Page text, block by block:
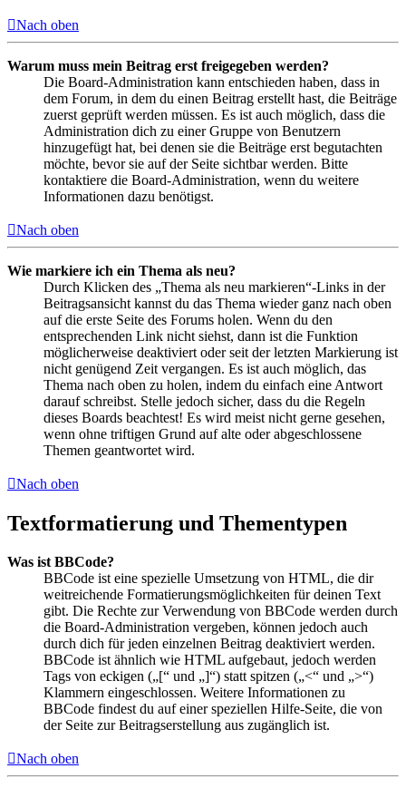
Nach oben
Warum muss mein Beitrag erst freigegeben werden?
Die Board-Administration kann entschieden haben, dass in
dem Forum, in dem du einen Beitrag erstellt hast, die Beiträge
zuerst geprüft werden müssen. Es ist auch möglich, dass die
Administration dich zu einer Gruppe von Benutzern
hinzugefügt hat, bei denen sie die Beiträge erst begutachten
möchte, bevor sie auf der Seite sichtbar werden. Bitte
kontaktiere die Board-Administration, wenn du weitere
Informationen dazu benötigst.
Nach oben
Wie markiere ich ein Thema als neu?
Durch Klicken des „Thema als neu markieren“-Links in der
Beitragsansicht kannst du das Thema wieder ganz nach oben
auf die erste Seite des Forums holen. Wenn du den
entsprechenden Link nicht siehst, dann ist die Funktion
möglicherweise deaktiviert oder seit der letzten Markierung ist
nicht genügend Zeit vergangen. Es ist auch möglich, das
Thema nach oben zu holen, indem du einfach eine Antwort
darauf schreibst. Stelle jedoch sicher, dass du die Regeln
dieses Boards beachtest! Es wird meist nicht gerne gesehen,
wenn ohne triftigen Grund auf alte oder abgeschlossene
Themen geantwortet wird.
Nach oben
Textformatierung und Thementypen
Was ist BBCode?
BBCode ist eine spezielle Umsetzung von HTML, die dir
weitreichende Formatierungsmöglichkeiten für deinen Text
gibt. Die Rechte zur Verwendung von BBCode werden durch
die Board-Administration vergeben, können jedoch auch
durch dich für jeden einzelnen Beitrag deaktiviert werden.
BBCode ist ähnlich wie HTML aufgebaut, jedoch werden
Tags von eckigen („[“ und „]“) statt spitzen („<“ und „>“)
Klammern eingeschlossen. Weitere Informationen zu
BBCode findest du auf einer speziellen Hilfe-Seite, die von
der Seite zur Beitragserstellung aus zugänglich ist.
Nach oben